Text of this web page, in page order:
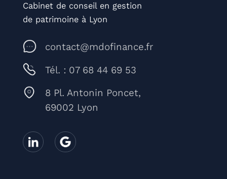
Cabinet de conseil en gestion
de patrimoine à Lyon
contact@mdofinance.fr
Tél. : 07 68 44 69 53
8 Pl. Antonin Poncet,
69002 Lyon